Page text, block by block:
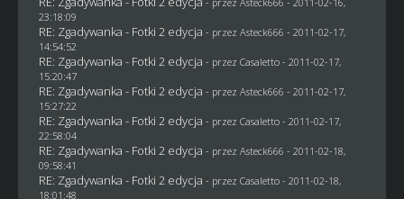
23:18:09
RE: Zgadywanka - Fotki 2 edycja - przez Asteck666 - 2011-02-17,
14:54:52
RE: Zgadywanka - Fotki 2 edycja - przez Casaletto- 2011-02-17,
15:20:47
RE: Zgadywanka - Fotki 2 edycja - przez Asteck666 - 2011-02-17,
15:27:22
RE: Zgadywanka - Fotki 2 edycja - przez Casaletto- 2011-02-17,
22:58:04
RE: Zgadywanka - Fotki 2 edycja - przez Asteck666 - 2011-02-18,
09:58:41
RE: Zgadywanka - Fotki 2 edycja - przez Casaletto- 2011-02-18,
18:01:48